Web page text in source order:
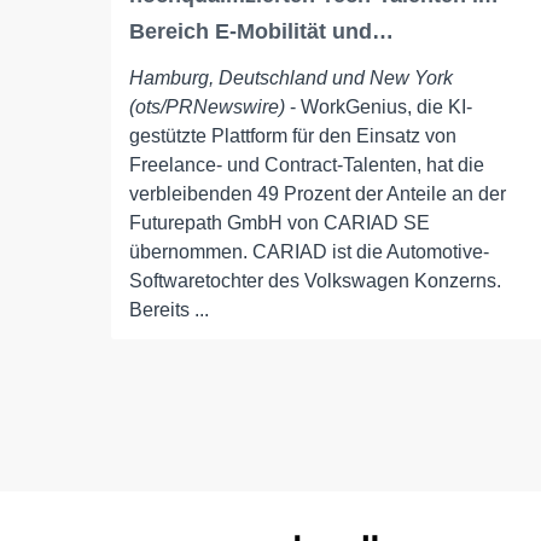
Bereich E-Mobilität und…
Hamburg, Deutschland und New York
(ots/PRNewswire) - WorkGenius, die KI-
gestützte Plattform für den Einsatz von
Freelance- und Contract-Talenten, hat die
verbleibenden 49 Prozent der Anteile an der
Futurepath GmbH von CARIAD SE
übernommen. CARIAD ist die Automotive-
Softwaretochter des Volkswagen Konzerns.
Bereits ...